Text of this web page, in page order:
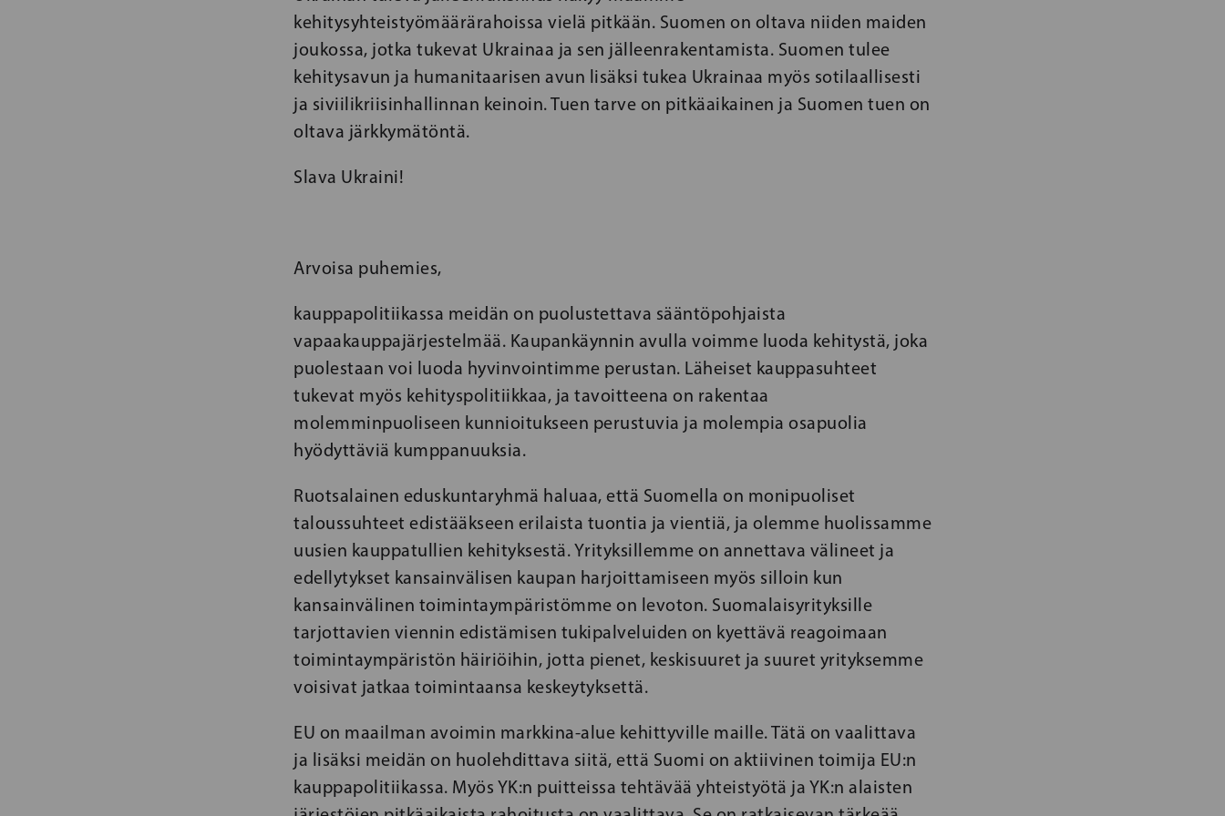
kehitysyhteistyömäärärahoissa vielä pitkään. Suomen on oltava niiden maiden
joukossa, jotka tukevat Ukrainaa ja sen jälleenrakentamista. Suomen tulee
kehitysavun ja humanitaarisen avun lisäksi tukea Ukrainaa myös sotilaallisesti
ja siviilikriisinhallinnan keinoin. Tuen tarve on pitkäaikainen ja Suomen tuen on
oltava järkkymätöntä.
Slava Ukraini!
Arvoisa puhemies,
kauppapolitiikassa meidän on puolustettava sääntöpohjaista
vapaakauppajärjestelmää. Kaupankäynnin avulla voimme luoda kehitystä, joka
puolestaan voi luoda hyvinvointimme perustan. Läheiset kauppasuhteet
tukevat myös kehityspolitiikkaa, ja tavoitteena on rakentaa
molemminpuoliseen kunnioitukseen perustuvia ja molempia osapuolia
hyödyttäviä kumppanuuksia.
Ruotsalainen eduskuntaryhmä haluaa, että Suomella on monipuoliset
taloussuhteet edistääkseen erilaista tuontia ja vientiä, ja olemme huolissamme
uusien kauppatullien kehityksestä. Yrityksillemme on annettava välineet ja
edellytykset kansainvälisen kaupan harjoittamiseen myös silloin kun
kansainvälinen toimintaympäristömme on levoton. Suomalaisyrityksille
tarjottavien viennin edistämisen tukipalveluiden on kyettävä reagoimaan
toimintaympäristön häiriöihin, jotta pienet, keskisuuret ja suuret yrityksemme
voisivat jatkaa toimintaansa keskeytyksettä.
EU on maailman avoimin markkina-alue kehittyville maille. Tätä on vaalittava
ja lisäksi meidän on huolehdittava siitä, että Suomi on aktiivinen toimija EU:n
kauppapolitiikassa. Myös YK:n puitteissa tehtävää yhteistyötä ja YK:n alaisten